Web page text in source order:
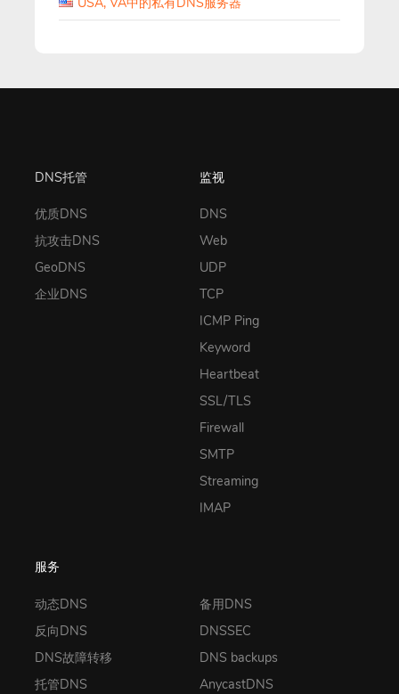
DNS托管
优质DNS
抗攻击DNS
GeoDNS
企业DNS
监视
DNS
Web
UDP
TCP
ICMP Ping
Keyword
Heartbeat
SSL/TLS
Firewall
SMTP
Streaming
IMAP
服务
动态DNS
反向DNS
DNS故障转移
托管DNS
备用DNS
DNSSEC
DNS backups
AnycastDNS